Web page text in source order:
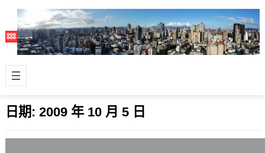
日期: 2009 年 10 月 5 日